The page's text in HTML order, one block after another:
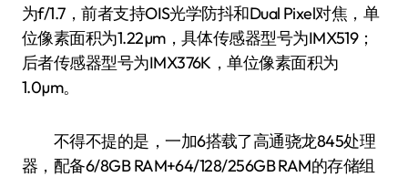
为f/1.7，前者支持OIS光学防抖和Dual Pixel对焦，单
位像素面积为1.22µm，具体传感器型号为IMX519；
后者传感器型号为IMX376K，单位像素面积为
1.0µm。
不得不提的是，一加6搭载了高通骁龙845处理
器，配备6/8GB RAM+64/128/256GB RAM的存储组